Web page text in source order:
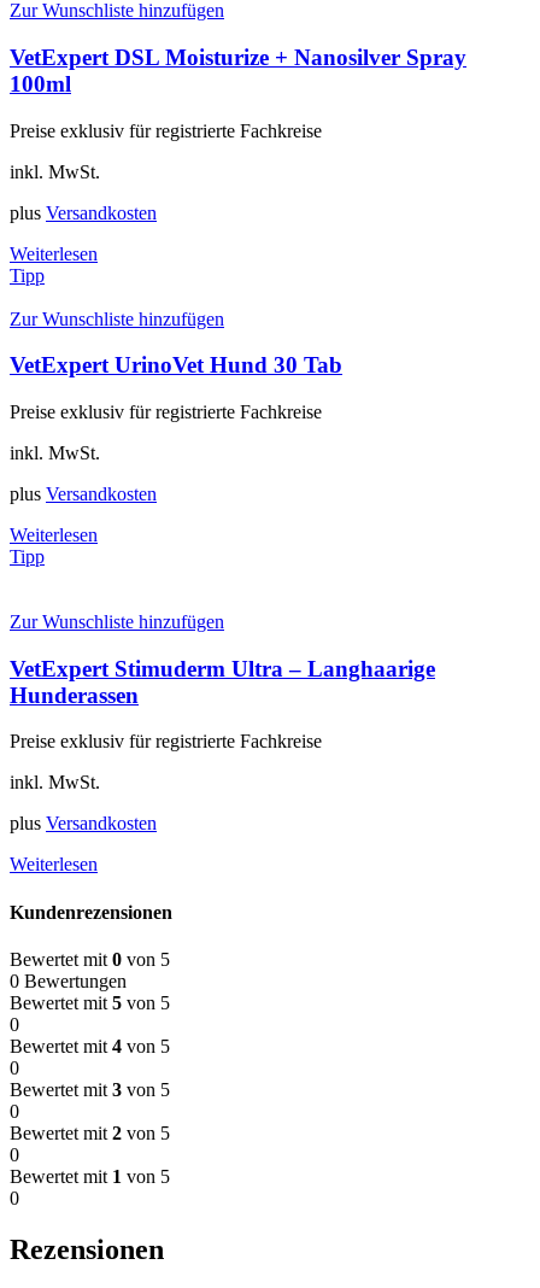
Zur Wunschliste hinzufügen
VetExpert DSL Moisturize + Nanosilver Spray
100ml
Preise exklusiv für registrierte Fachkreise
inkl. MwSt.
plus Versandkosten
Weiterlesen
Tipp
Zur Wunschliste hinzufügen
VetExpert UrinoVet Hund 30 Tab
Preise exklusiv für registrierte Fachkreise
inkl. MwSt.
plus Versandkosten
Weiterlesen
Tipp
Zur Wunschliste hinzufügen
VetExpert Stimuderm Ultra – Langhaarige
Hunderassen
Preise exklusiv für registrierte Fachkreise
inkl. MwSt.
plus Versandkosten
Weiterlesen
Kundenrezensionen
Bewertet mit 0 von 5
0 Bewertungen
Bewertet mit 5 von 5
0
Bewertet mit 4 von 5
0
Bewertet mit 3 von 5
0
Bewertet mit 2 von 5
0
Bewertet mit 1 von 5
0
Rezensionen